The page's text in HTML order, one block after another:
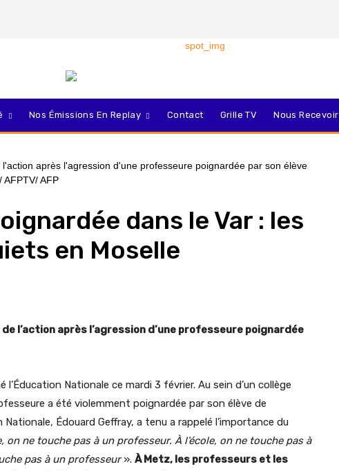
Nos Émissions En Replay Contact Grille TV Nous Recevoir
dans le Var : les
en Moselle
l’action après l’agression d’une professeure poignardée
l’Éducation Nationale ce mardi 3 février. Au sein d’un collège
a été violemment poignardée par son élève de
Édouard Geffray, a tenu a rappelé l’importance du
on ne touche pas à un professeur. À l’école, on ne touche pas à
pas à un professeur». À Metz, les professeurs et les